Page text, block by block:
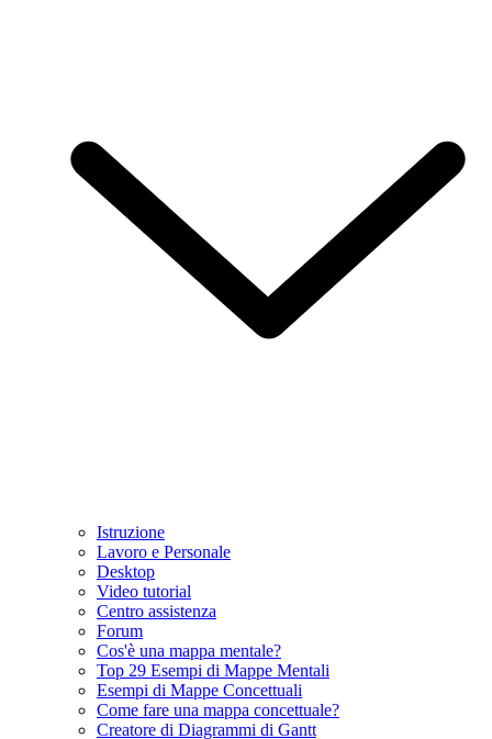
Istruzione
Lavoro e Personale
Desktop
Video tutorial
Centro assistenza
Forum
Cos'è una mappa mentale?
Top 29 Esempi di Mappe Mentali
Esempi di Mappe Concettuali
Come fare una mappa concettuale?
Creatore di Diagrammi di Gantt